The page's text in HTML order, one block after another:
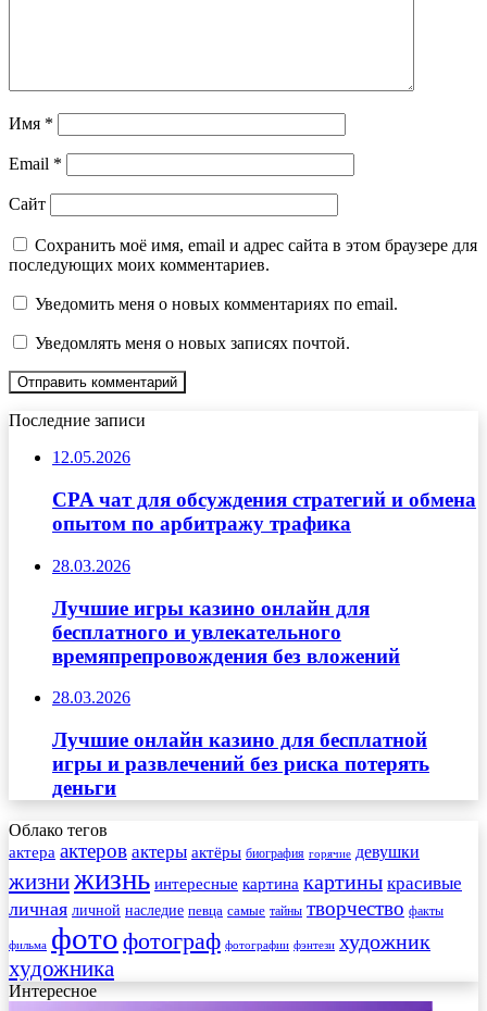
Имя *
Email *
Сайт
Сохранить моё имя, email и адрес сайта в этом браузере для
последующих моих комментариев.
Уведомить меня о новых комментариях по email.
Уведомлять меня о новых записях почтой.
Последние записи
12.05.2026
CPA чат для обсуждения стратегий и обмена
опытом по арбитражу трафика
28.03.2026
Лучшие игры казино онлайн для
бесплатного и увлекательного
времяпрепровождения без вложений
28.03.2026
Лучшие онлайн казино для бесплатной
игры и развлечений без риска потерять
деньги
Облако тегов
актера актеров актеры актёры биография горячие девушки
жизнижизнь интересные картина картины красивые
личная личной наследие певца самые тайны творчество факты
фильма фото фотограф фотографии фэнтези художник
художника
Интересное